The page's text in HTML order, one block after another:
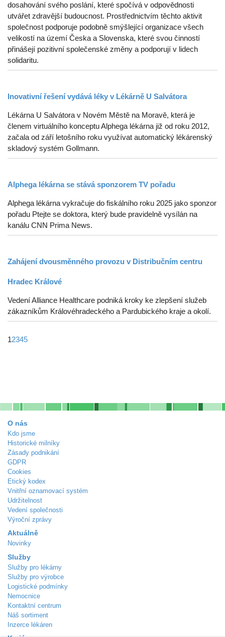
dosahování svého poslání, které spočívá v odpovědnosti
utvářet zdravější budoucnost. Prostřednictvím těchto aktivit
společnost podporuje podobně smýšlející organizace všech
velikostí na území Česka a Slovenska, které svou činností
přinášejí pozitivní společenské změny a podporují v lidech
solidaritu.
Inovativní řešení vydává léky v Lékárně U Salvátora
Lékárna U Salvátora v Novém Městě na Moravě, která je
členem virtuálního konceptu Alphega lékárna již od roku 2012,
začala od září letošního roku využívat automatický lékárenský
skladový systém Gollmann.
Alphega lékárna se stává sponzorem TV pořadu
Alphega lékárna vykračuje do fiskálního roku 2025 jako sponzor
pořadu Ptejte se doktora, který bude pravidelně vysílán na
kanálu CNN Prima News.
Zahájení dvousměnného provozu v Distribučním centru
Hradec Králové
Vedení Alliance Healthcare podniká kroky ke zlepšení služeb
zákazníkům Královéhradeckého a Pardubického kraje a okolí.
12345
O nás
Kdo jsme
Historické milníky
Zásady podnikání
GDPR
Cookies
Etický kodex
Vnitřní oznamovací systém
Udržitelnost
Vedení společnosti
Výroční zprávy
Aktuálně
Novinky
Služby
Služby pro lékárny
Služby pro výrobce
Logistické podmínky
Nemocnice
Kontaktní centrum
Náš sortiment
Inzerce lékáren